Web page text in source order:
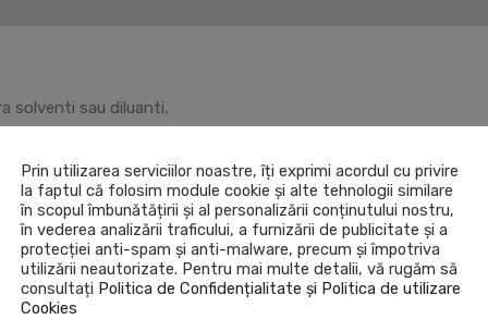
solventi sau diluanti,
micile imperfectiuni,
un ambient placut iluminat,
Prin utilizarea serviciilor noastre, îți exprimi acordul cu privire
la faptul că folosim module cookie și alte tehnologii similare
în scopul îmbunătățirii și al personalizării conținutului nostru,
în vederea analizării traficului, a furnizării de publicitate și a
protecției anti-spam și anti-malware, precum și împotriva
utilizării neautorizate. Pentru mai multe detalii, vă rugăm să
consultați Politica de Confidențialitate și Politica de utilizare
Cookies